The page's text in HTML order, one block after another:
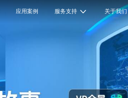
应用案例 服务支持 关于我们